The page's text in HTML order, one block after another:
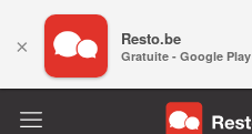
× Resto.be
Gratuite - Google Play